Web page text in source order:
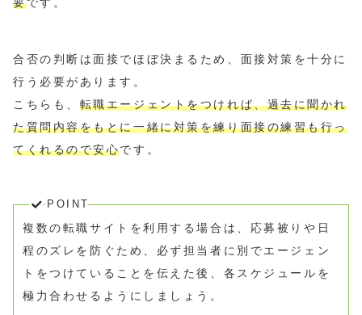
合否の判断は面接でほぼ決まるため、面接対策を十分に
行う必要があります。
こちらも、 転職エージェントをつければ、過去に聞かれ
た質問内容をもとに一緒に対策を練り面接の練習も行っ
てくれるので安心です。
POINT
複数の転職サイトを利用する場合は、応募被りや日
程のズレを防ぐため、必ず担当者に別でエージェン
トをつけていることを伝えた後、各スケジュールを
極力合わせるようにしましょう。